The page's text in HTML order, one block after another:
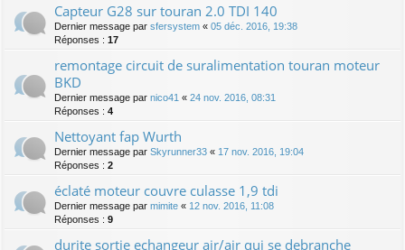
Capteur G28 sur touran 2.0 TDI 140
Dernier message par sfersystem « 05 déc. 2016, 19:38
Réponses : 17
remontage circuit de suralimentation touran moteur
BKD
Dernier message par nico41 « 24 nov. 2016, 08:31
Réponses : 4
Nettoyant fap Wurth
Dernier message par Skyrunner33 « 17 nov. 2016, 19:04
Réponses : 2
éclaté moteur couvre culasse 1,9 tdi
Dernier message par mimite « 12 nov. 2016, 11:08
Réponses : 9
durite sortie echangeur air/air qui se debranche